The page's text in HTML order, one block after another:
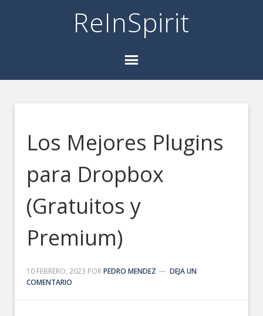
ReInSpirit
Los Mejores Plugins
para Dropbox
(Gratuitos y
Premium)
10 FEBRERO, 2023 PORPEDRO MENDEZ
DEJA UN
COMENTARIO